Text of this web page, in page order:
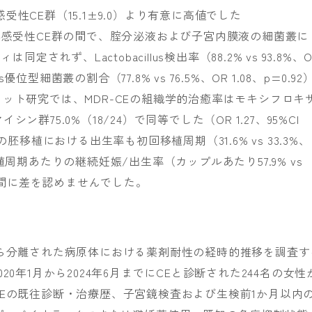
性CE群（15.1±9.0）より有意に高値でした
受性CE群の間で、腟分泌液および子宮内膜液の細菌叢に
は同定されず、Lactobacillus検出率（88.2% vs 93.8%、
位型細菌叢の割合（77.8% vs 76.5%、OR 1.08、p=0.92
ト研究では、MDR-CEの組織学的治癒率はモキシフロキ
シン群75.0%（18/24）で同等でした（OR 1.27、95%CI
移植における出生率も初回移植周期（31.6% vs 33.3%、
期あたりの継続妊娠/出生率（カップルあたり57.9% vs
差を認めませんでした。
離された病原体における薬剤耐性の経時的推移を調査
年1月から2024年6月までにCEと診断された244名の女性
既往診断・治療歴、子宮鏡検査および生検前1か月以内